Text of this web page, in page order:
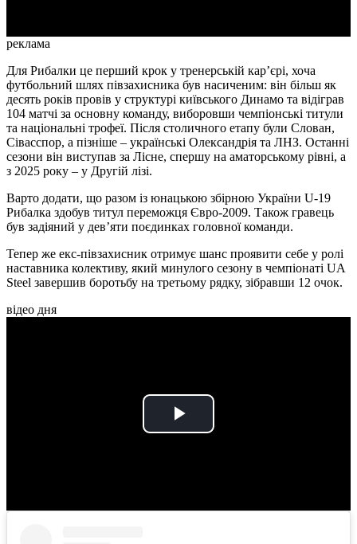
реклама
Для Рибалки це перший крок у тренерській кар’єрі, хоча
футбольний шлях півзахисника був насиченим: він більш як
десять років провів у структурі київського Динамо та відіграв
104 матчі за основну команду, виборовши чемпіонські титули
та національні трофеї. Після столичного етапу були Слован,
Сівасспор, а пізніше – українські Олександрія та ЛНЗ. Останні
сезони він виступав за Лісне, спершу на аматорському рівні, а
з 2025 року – у Другій лізі.
Варто додати, що разом із юнацькою збірною України U-19
Рибалка здобув титул переможця Євро-2009. Також гравець
був задіяний у дев’яти поєдинках головної команди.
Тепер же екс-півзахисник отримує шанс проявити себе у ролі
наставника колективу, який минулого сезону в чемпіонаті UA
Steel завершив боротьбу на третьому рядку, зібравши 12 очок.
відео дня
Play